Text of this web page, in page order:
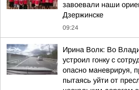
завоевали наши
Дзержинске
09:24
Ирина Волк: Во
устроил гонку с
опасно маневрируя,
пытаясь уйти от